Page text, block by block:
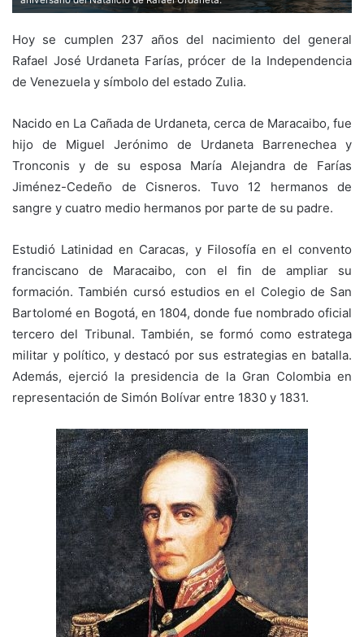
Hoy se cumplen 237 años del nacimiento del general
Rafael José Urdaneta Farías, prócer de la Independencia
de Venezuela y símbolo del estado Zulia.
Nacido en La Cañada de Urdaneta, cerca de Maracaibo, fue
hijo de Miguel Jerónimo de Urdaneta Barrenechea y
Tronconis y de su esposa María Alejandra de Farías
Jiménez-Cedeño de Cisneros. Tuvo 12 hermanos de
sangre y cuatro medio hermanos por parte de su padre.
Estudió Latinidad en Caracas, y Filosofía en el convento
franciscano de Maracaibo, con el fin de ampliar su
formación. También cursó estudios en el Colegio de San
Bartolomé en Bogotá, en 1804, donde fue nombrado oficial
tercero del Tribunal.También, se formó como estratega
militar y político, y destacó por sus estrategias en batalla.
Además, ejerció la presidencia de la Gran Colombia en
representación de Simón Bolívar entre 1830 y 1831.